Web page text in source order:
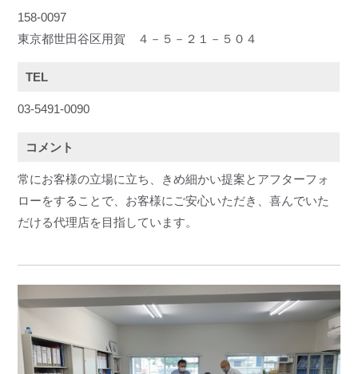
158-0097
東京都世田谷区用賀 ４－５－２１－５０４
TEL
03-5491-0090
コメント
常にお客様の立場に立ち、きめ細かい提案とアフターフォ
ローをすることで、お客様にご安心いただき、喜んでいた
だける代理店を目指しています。